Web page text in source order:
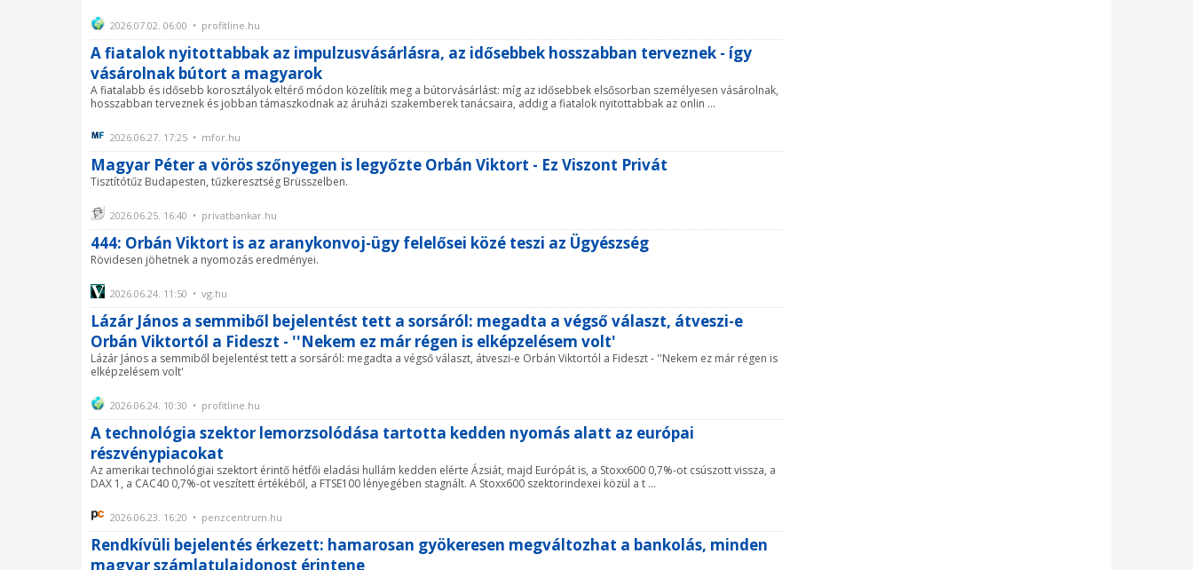
2026.07.02. 06:00 • profitline.hu
A fiatalok nyitottabbak az impulzusvásárlásra, az idősebbek hosszabban terveznek - így
vásárolnak bútort a magyarok
A fiatalabb és idősebb korosztályok eltérő módon közelítik meg a bútorvásárlást: míg az idősebbek elsősorban személyesen vásárolnak,
hosszabban terveznek és jobban támaszkodnak az áruházi szakemberek tanácsaira, addig a fiatalok nyitottabbak az onlin ...
2026.06.27. 17:25 • mfor.hu
Magyar Péter a vörös szőnyegen is legyőzte Orbán Viktort - Ez Viszont Privát
Tisztítótűz Budapesten, tűzkeresztség Brüsszelben.
2026.06.25. 16:40 • privatbankar.hu
444: Orbán Viktort is az aranykonvoj-ügy felelősei közé teszi az Ügyészség
Rövidesen jöhetnek a nyomozás eredményei.
2026.06.24. 11:50 • vg.hu
Lázár János a semmiből bejelentést tett a sorsáról: megadta a végső választ, átveszi-e
Orbán Viktortól a Fideszt - ''Nekem ez már régen is elképzelésem volt'
Lázár János a semmiből bejelentést tett a sorsáról: megadta a végső választ, átveszi-e Orbán Viktortól a Fideszt - ''Nekem ez már régen is
elképzelésem volt'
2026.06.24. 10:30 • profitline.hu
A technológia szektor lemorzsolódása tartotta kedden nyomás alatt az európai
részvénypiacokat
Az amerikai technológiai szektort érintő hétfői eladási hullám kedden elérte Ázsiát, majd Európát is, a Stoxx600 0,7%-ot csúszott vissza, a
DAX 1, a CAC40 0,7%-ot veszített értékéből, a FTSE100 lényegében stagnált. A Stoxx600 szektorindexei közül a t ...
2026.06.23. 16:20 • penzcentrum.hu
Rendkívüli bejelentés érkezett: hamarosan gyökeresen megváltozhat a bankolás, minden
magyar számlatulajdonost érintene